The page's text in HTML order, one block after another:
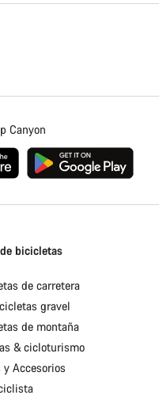
Canyon
bicicletas
de carretera
gravel
de montaña
& cicloturismo
y Accesorios